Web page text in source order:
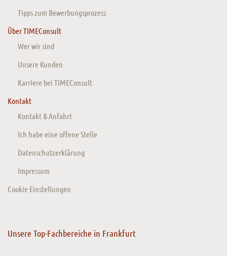
Tipps zum Bewerbungsprozess
Über TIMEConsult
Wer wir sind
Unsere Kunden
Karriere bei TIMEConsult
Kontakt
Kontakt & Anfahrt
Ich habe eine offene Stelle
Datenschutzerklärung
Impressum
Cookie Einstellungen
Unsere Top-Fachbereiche in Frankfurt